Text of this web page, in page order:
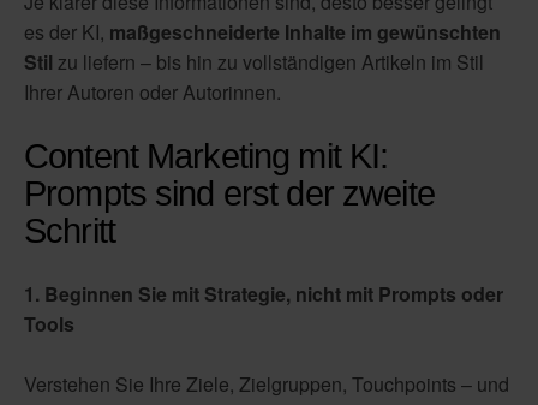
es der KI, maßgeschneiderte Inhalte im gewünschten
Stil zu liefern – bis hin zu vollständigen Artikeln im Stil
Ihrer Autoren oder Autorinnen.
Content Marketing mit KI:
Prompts sind erst der zweite
Schritt
1. Beginnen Sie mit Strategie, nicht mit Prompts oder
Tools
Verstehen Sie Ihre Ziele, Zielgruppen, Touchpoints – und